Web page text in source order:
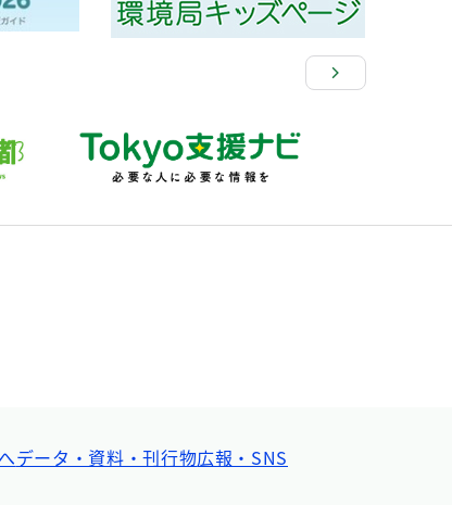
データ・資料・刊行物広報・SNS